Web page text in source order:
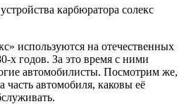
используются на отечественных
х годов. За это время с ними
автомобилисты. Посмотрим же,
часть автомобиля, каковы её